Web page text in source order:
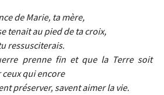
de Marie, ta mère,
tenait au pied de ta croix,
ressusciterais.
prenne fin et que la Terre soit
qui encore
préserver, savent aimer la vie.